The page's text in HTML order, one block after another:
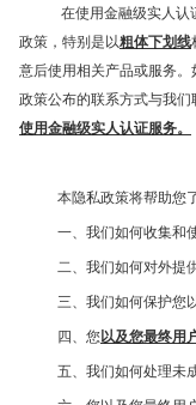
在使用金融级实人认
政策，特别是以粗体下划线
意后使用相关产品或服务
政策公布的联系方式与我们
使用金融级实人认证服务。
本隐私政策将帮助您
一、我们如何收集和
二、我们如何对外提
三、我们如何保护您
四、您以及您最终用
五、我们如何处理未